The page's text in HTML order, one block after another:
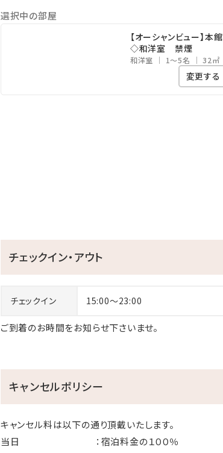
選択中の部屋
【オーシャンビュー】本館
◇和洋室 禁煙
和洋室 1～5名 32㎡
変更する
チェックイン・アウト
チェックイン 15:00～23:00
ご到着のお時間をお知らせ下さいませ。
キャンセルポリシー
キャンセル料は以下の通り頂戴いたします。
当日 ：宿泊料金の１００％